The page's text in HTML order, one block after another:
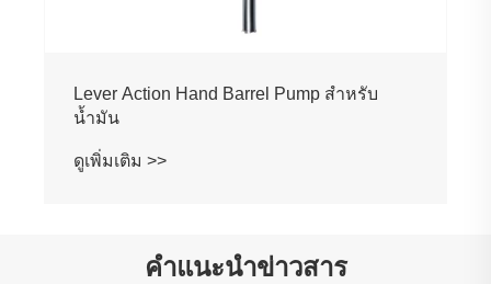
Lever Action Hand Barrel Pump สำหรับ
น้ำมัน
ดูเพิ่มเติม >>
คำแนะนำข่าวสาร